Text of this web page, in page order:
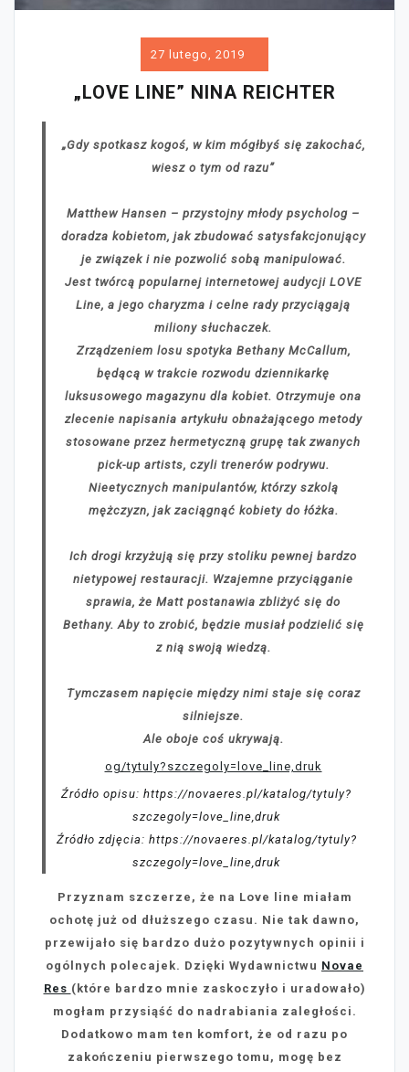
27 lutego, 2019
„LOVE LINE” NINA REICHTER
„Gdy spotkasz kogoś, w kim mógłbyś się zakochać,
wiesz o tym od razu”
Matthew Hansen – przystojny młody psycholog –
doradza kobietom, jak zbudować satysfakcjonujący
je związek i nie pozwolić sobą manipulować.
Jest twórcą popularnej internetowej audycji LOVE
Line, a jego charyzma i celne rady przyciągają
miliony słuchaczek.
Zrządzeniem losu spotyka Bethany McCallum,
będącą w trakcie rozwodu dziennikarkę
luksusowego magazynu dla kobiet. Otrzymuje ona
zlecenie napisania artykułu obnażającego metody
stosowane przez hermetyczną grupę tak zwanych
pick-up artists, czyli trenerów podrywu.
Nieetycznych manipulantów, którzy szkolą
mężczyzn, jak zaciągnąć kobiety do łóżka.
Ich drogi krzyżują się przy stoliku pewnej bardzo
nietypowej restauracji. Wzajemne przyciąganie
sprawia, że Matt postanawia zbliżyć się do
Bethany. Aby to zrobić, będzie musiał podzielić się
z nią swoją wiedzą.
Tymczasem napięcie między nimi staje się coraz
silniejsze.
Ale oboje coś ukrywają.
og/tytuly?szczegoly=love_line,druk
Źródło opisu: https://novaeres.pl/katalog/tytuly?
szczegoly=love_line,druk
Źródło zdjęcia: https://novaeres.pl/katalog/tytuly?
szczegoly=love_line,druk
Przyznam szczerze, że na Love line miałam
ochotę już od dłuższego czasu. Nie tak dawno,
przewijało się bardzo dużo pozytywnych opinii i
ogólnych polecajek. Dzięki Wydawnictwu Novae
Res (które bardzo mnie zaskoczyło i uradowało)
mogłam przysiąść do nadrabiania zaległości.
Dodatkowo mam ten komfort, że od razu po
zakończeniu pierwszego tomu, mogę bez